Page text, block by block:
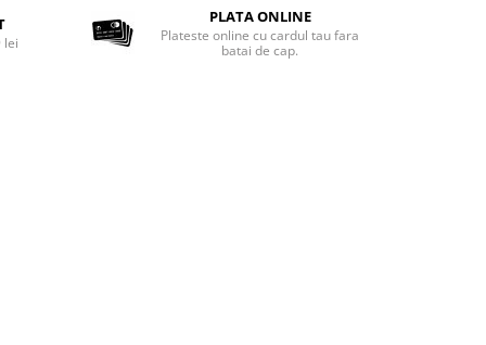
lei
PLATA ONLINE
Plateste online cu cardul tau fara
batai de cap.